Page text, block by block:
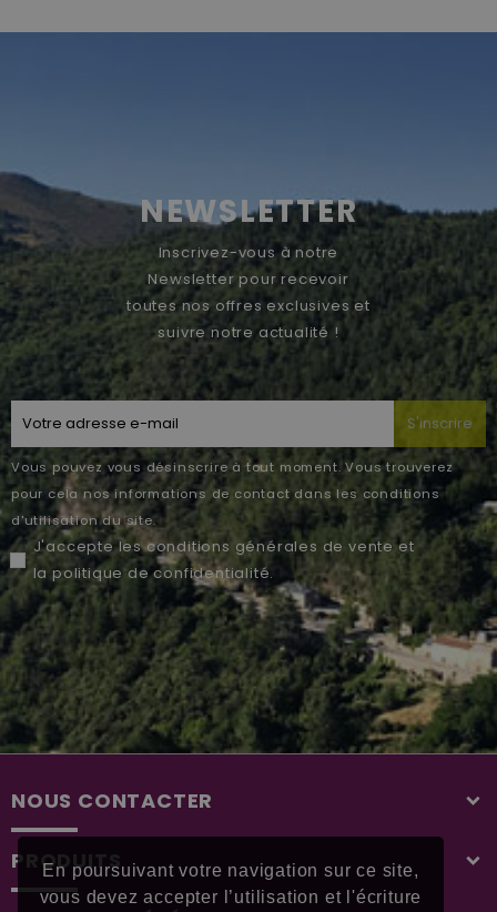
En poursuivant votre navigation sur ce site,
vous devez accepter l’utilisation et l'écriture
NEWSLETTER
Inscrivez-vous à notre
Newsletter pour recevoir
toutes nos offres exclusives et
suivre notre actualité !
S'inscrire
Vous pouvez vous désinscrire à tout moment. Vous trouverez
pour cela nos informations de contact dans les conditions
d'utilisation du site.
J'accepte lesconditions générales de vente et
la politique de confidentialité.
NOUS CONTACTER
PRODUITS